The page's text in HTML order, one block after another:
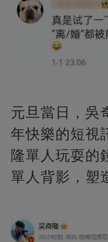
元旦當日，吳
年快樂的短視
隆單人玩耍的
單人背影，塑